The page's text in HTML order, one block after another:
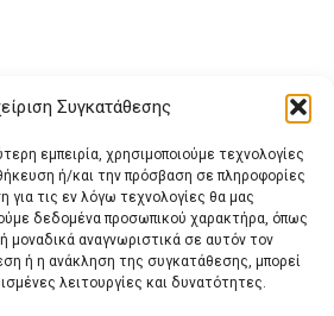
Συγκατάθεσης
εμπειρία, χρησιμοποιούμε τεχνολογίες
ή/και την πρόσβαση σε πληροφορίες
τις εν λόγω τεχνολογίες θα μας
δεδομένα προσωπικού χαρακτήρα, όπως
μοναδικά αναγνωριστικά σε αυτόν τον
ή η ανάκληση της συγκατάθεσης, μπορεί
λειτουργίες και δυνατότητες.
ΕΠΙΚΟΙΝΩΝΙΑ
ΟΡΟΙ ΧΡΗΣΗΣ